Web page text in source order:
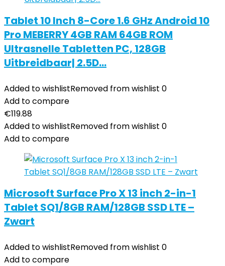
Tablet 10 Inch 8-Core 1.6 GHz Android 10
Pro MEBERRY 4GB RAM 64GB ROM
Ultrasnelle Tabletten PC, 128GB
Uitbreidbaar| 2.5D…
Added to wishlistRemoved from wishlist 0
Add to compare
€119.88
Added to wishlistRemoved from wishlist 0
Add to compare
Microsoft Surface Pro X 13 inch 2-in-1
Tablet SQ1/8GB RAM/128GB SSD LTE –
Zwart
Added to wishlistRemoved from wishlist 0
Add to compare